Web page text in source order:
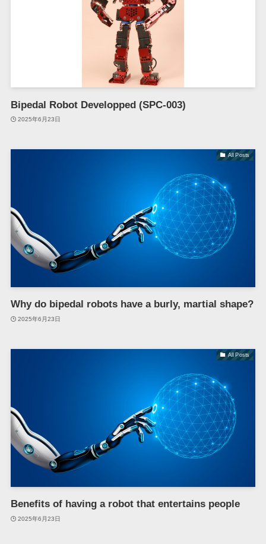
Bipedal Robot Developped (SPC-003)
2025年6月23日
All Posts
Why do bipedal robots have a burly, martial shape?
2025年6月23日
All Posts
Benefits of having a robot that entertains people
2025年6月23日